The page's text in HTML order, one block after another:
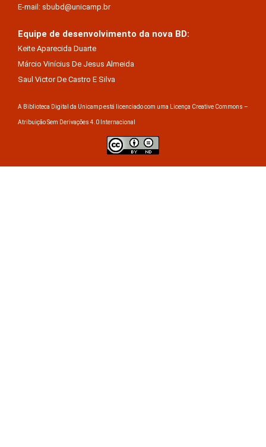
E-mail: sbubd@unicamp.br
Equipe de desenvolvimento da nova BD:
Keite Aparecida Duarte
Márcio Vinícius De Jesus Almeida
Saul Victor De Castro E Silva
A Biblioteca Digital da Unicamp está licenciado com uma Licença Creative Commons –
Atribuição Sem Derivações 4.0 Internacional